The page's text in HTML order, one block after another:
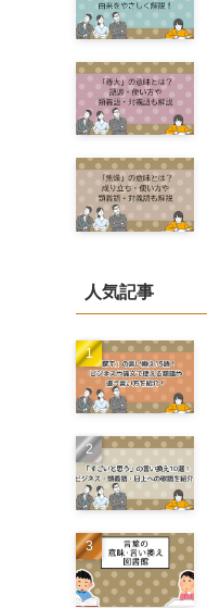
人気記事